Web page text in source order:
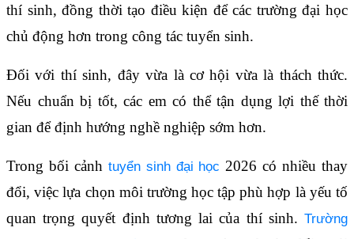
thí sinh, đồng thời tạo điều kiện để các trường đại học
chủ động hơn trong công tác tuyển sinh.
Đối với thí sinh, đây vừa là cơ hội vừa là thách thức.
Nếu chuẩn bị tốt, các em có thể tận dụng lợi thế thời
gian để định hướng nghề nghiệp sớm hơn.
Trong bối cảnh tuyển sinh đại học 2026 có nhiều thay
đổi, việc lựa chọn môi trường học tập phù hợp là yếu tố
quan trọng quyết định tương lai của thí sinh. Trường